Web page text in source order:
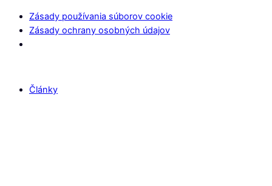
Zásady používania súborov cookie
Zásady ochrany osobných údajov
Články